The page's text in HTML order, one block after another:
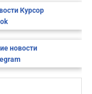
Курсор
новости